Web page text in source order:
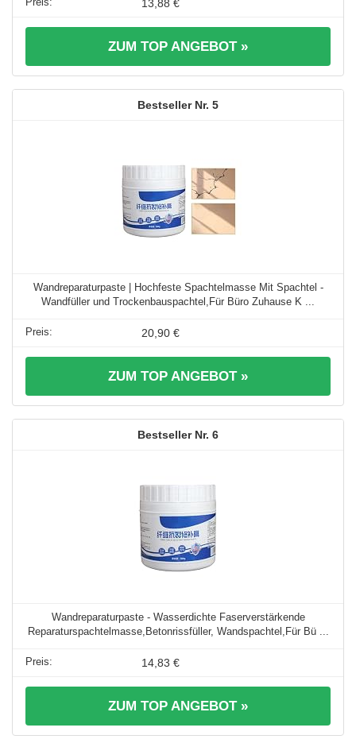
13,88 €
ZUM TOP ANGEBOT »
5
Wandreparaturpaste | Hochfeste Spachtelmasse Mit Spachtel -
Wandfüller und Trockenbauspachtel,Für Büro Zuhause K ...
20,90 €
ZUM TOP ANGEBOT »
6
Wandreparaturpaste - Wasserdichte Faserverstärkende
Reparaturspachtelmasse,Betonrissfüller, Wandspachtel,Für Bü ...
14,83 €
ZUM TOP ANGEBOT »